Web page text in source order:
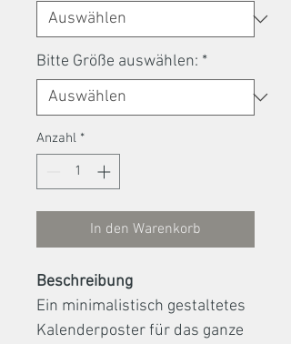
Bitte Größe auswählen: *
Anzahl *
In den Warenkorb
Beschreibung
Ein minimalistisch gestaltetes
Kalenderposter für das ganze